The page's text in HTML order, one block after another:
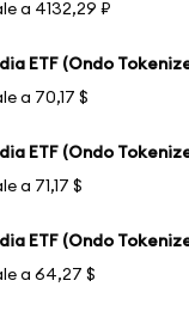
a 4132,29 ₽
ETF (Ondo
a 70,17 $
ETF (Ondo
a 71,17 $
ETF (Ondo
a 64,27 $